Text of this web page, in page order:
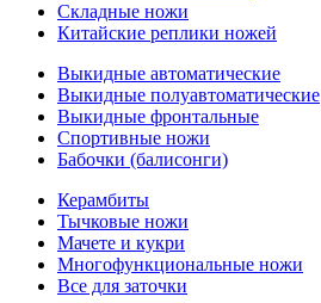
Складные ножи
Китайские реплики ножей
Выкидные автоматические
Выкидные полуавтоматические
Выкидные фронтальные
Спортивные ножи
Бабочки (балисонги)
Керамбиты
Тычковые ножи
Мачете и кукри
Многофункциональные ножи
Все для заточки